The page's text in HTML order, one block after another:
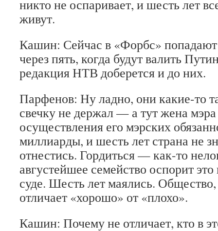
никто не оспаривает, и шесть лет
живут.
Кашин: Сейчас в «Форбс» попадают
через пять, когда будут валить
редакция НТВ доберется и до них.
Парфенов: Ну ладно, они какие-то
свечку не держал — а тут жена
осуществления его мэрских
миллиарды, и шесть лет страна не
отнестись. Гордиться — как-то
августейшее семейство оспорит
суде. Шесть лет маялись.
отличает «хорошо» от «плохо».
Кашин: Почему не отличает, кто в